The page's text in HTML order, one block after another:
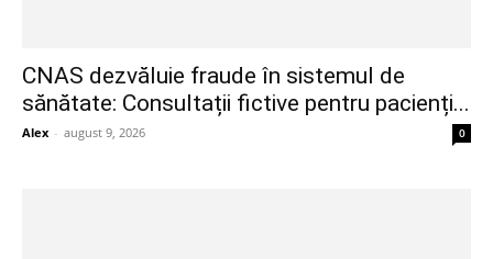
CNAS dezvăluie fraude în sistemul de
sănătate: Consultații fictive pentru pacienți...
Alex - august 9, 2026 0